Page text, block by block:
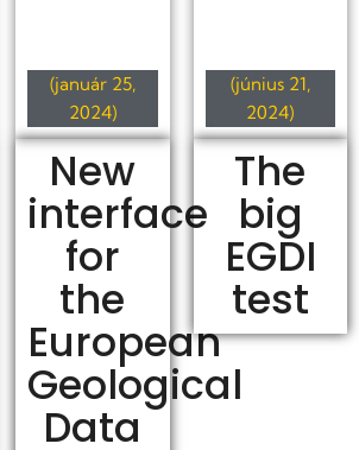
(január 25,
2024)
New
interface
for
the
European
Geological
Data
(június 21,
2024)
The
big
EGDI
test